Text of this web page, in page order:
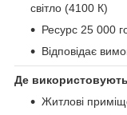
світло (4100 К)
Ресурс 25 000
Відповідає
Де
Житлові